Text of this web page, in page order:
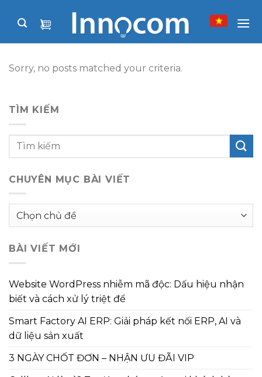
Sorry, no posts matched your criteria.
TÌM KIẾM
CHUYÊN MỤC BÀI VIẾT
Chuyên
viết
BÀI VIẾT MỚI
Website WordPress nhiễm mã độc: Dấu hiệu nhận
biết và cách xử lý triệt để
Smart Factory AI ERP: Giải pháp kết nối ERP, AI và
dữ liệu sản xuất
3 NGÀY CHỐT ĐƠN – NHẬN ƯU ĐÃI VIP